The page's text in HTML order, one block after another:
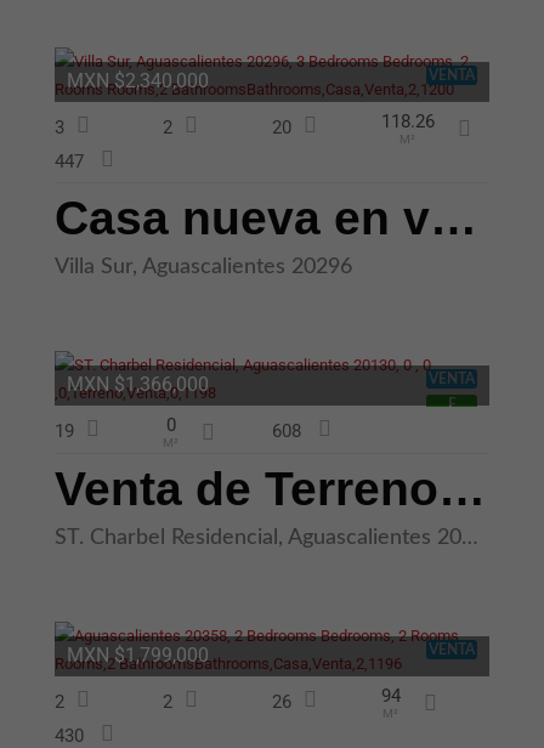
VENTA
Casa nueva en venta Zona Sur en Aguascalientes
Villa Sur, Aguascalientes 20296
3 2 20 118.26
M²
447
MXN $2,340,000
VENTA
E
Venta de Terreno Residencial en zona poniente de Aguascalientes
ST. Charbel Residencial, Aguascalientes 20130
19 0
M²
608
MXN $1,366,000
VENTA
2 2 26 94
M²
430
MXN $1,799,000